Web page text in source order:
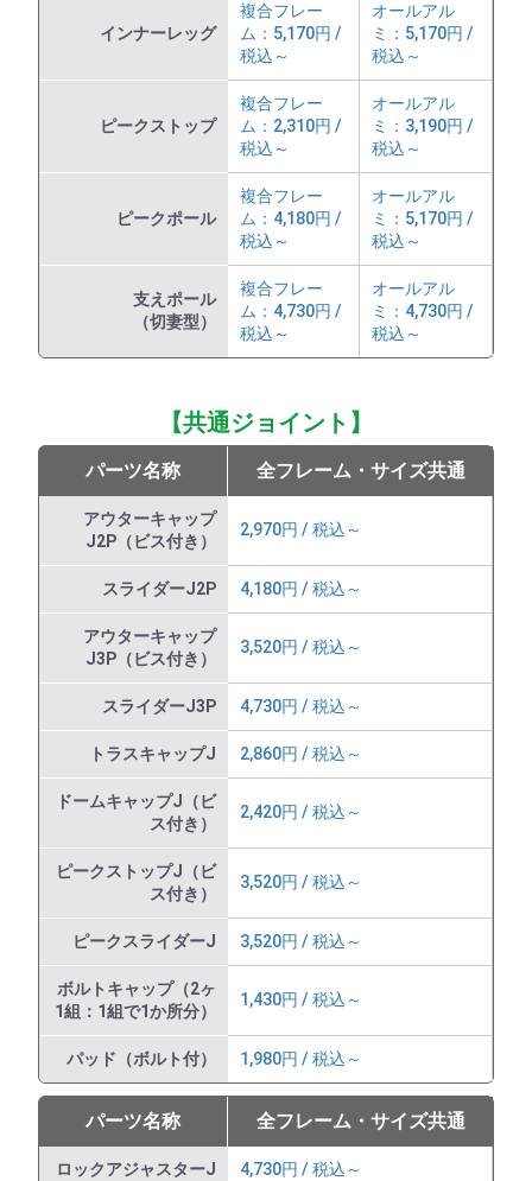
インナーレッグ
複合フレー
ム：5,170円 /
税込～
オールアル
ミ：5,170円 /
税込～
ピークストップ
複合フレー
ム：2,310円 /
税込～
オールアル
ミ：3,190円 /
税込～
ピークポール
複合フレー
ム：4,180円 /
税込～
オールアル
ミ：5,170円 /
税込～
支えポール
（切妻型）
複合フレー
ム：4,730円 /
税込～
オールアル
ミ：4,730円 /
税込～
【共通ジョイント】
パーツ名称 全フレーム・サイズ共通
アウターキャップ
J2P（ビス付き）
2,970円 / 税込～
スライダーJ2P 4,180円 / 税込～
アウターキャップ
J3P（ビス付き）
3,520円 / 税込～
スライダーJ3P 4,730円 / 税込～
トラスキャップJ 2,860円 / 税込～
ドームキャップJ（ビ
ス付き）
2,420円 / 税込～
ピークストップJ（ビ
ス付き）
3,520円 / 税込～
ピークスライダーJ 3,520円 / 税込～
ボルトキャップ（2ヶ
1組：1組で1か所分）
1,430円 / 税込～
パッド（ボルト付） 1,980円 / 税込～
パーツ名称 全フレーム・サイズ共通
ロックアジャスターJ 4,730円 / 税込～